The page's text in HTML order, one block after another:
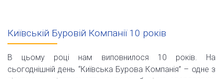
Київській Буровій Компанії 10 років
В цьому році нам виповнилося 10 років. На
сьогоднішній день “Київська Бурова Компанія” – одне з